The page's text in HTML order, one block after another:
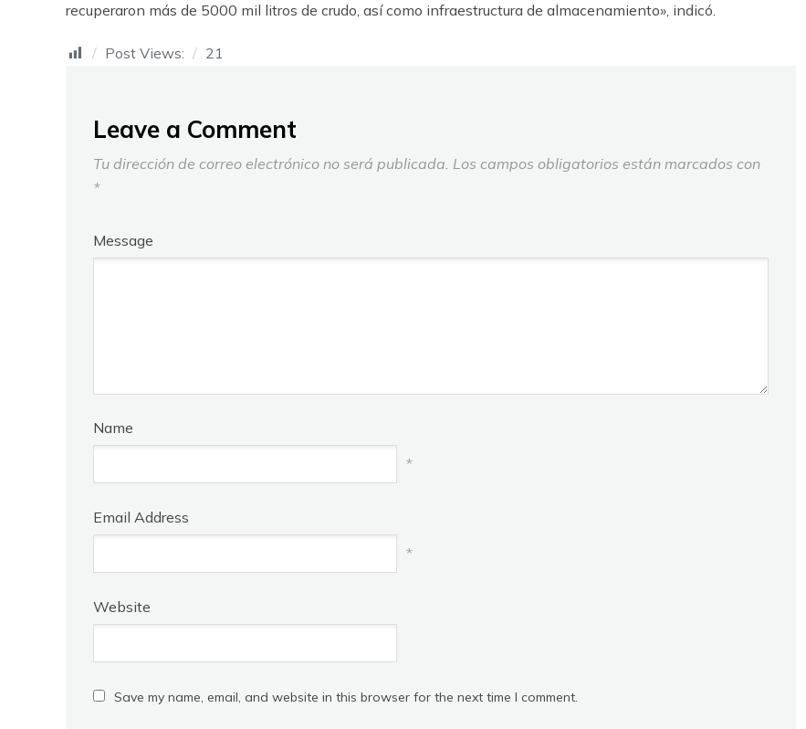
recuperaron más de 5000 mil litros de crudo, así como infraestructura de almacenamiento», indicó.
Post Views: 21
Leave a Comment
Tu dirección de correo electrónico no será publicada. Los campos obligatorios están marcados con
*
Message
Name
*
Email Address
*
Website
Save my name, email, and website in this browser for the next time I comment.